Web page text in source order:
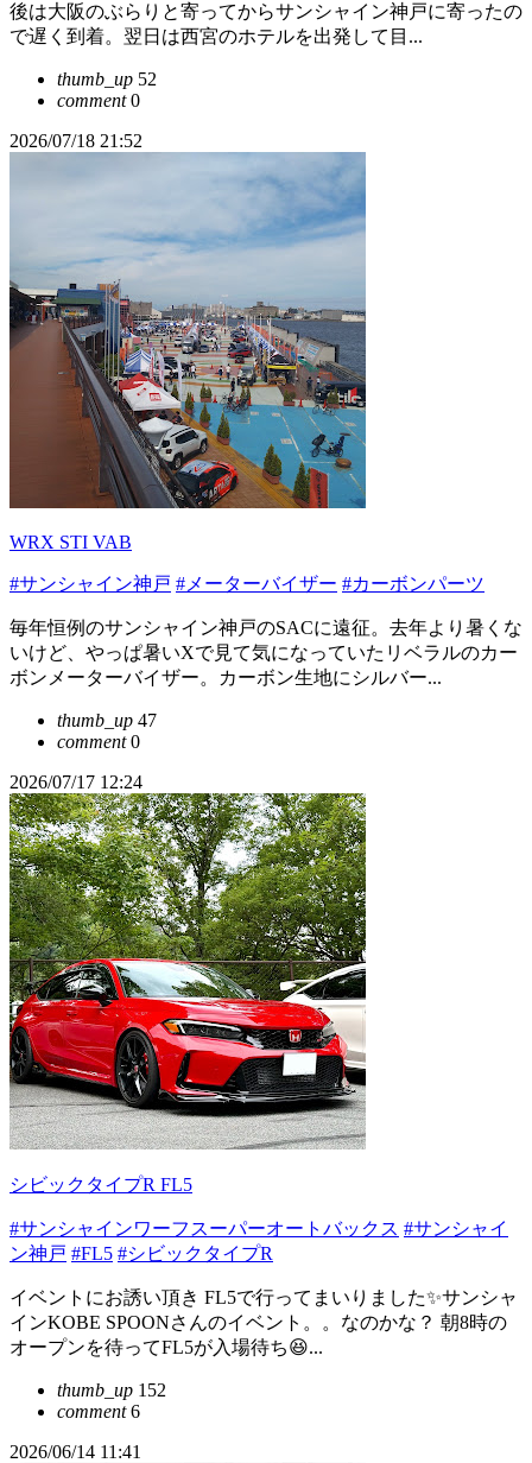
後は大阪のぶらりと寄ってからサンシャイン神戸に寄ったの
で遅く到着。翌日は西宮のホテルを出発して目...
thumb_up 52
comment0
2026/07/18 21:52
WRX STI VAB
#サンシャイン神戸 #メーターバイザー #カーボンパーツ
毎年恒例のサンシャイン神戸のSACに遠征。去年より暑くな
いけど、やっぱ暑いXで見て気になっていたリベラルのカー
ボンメーターバイザー。カーボン生地にシルバー...
thumb_up 47
comment0
2026/07/17 12:24
シビックタイプR FL5
#サンシャインワーフスーパーオートバックス #サンシャイ
ン神戸 #FL5 #シビックタイプR
イベントにお誘い頂き FL5で行ってまいりました✨サンシャ
インKOBE SPOONさんのイベント。。なのかな？ 朝8時の
オープンを待ってFL5が入場待ち😆...
thumb_up 152
comment6
2026/06/14 11:41